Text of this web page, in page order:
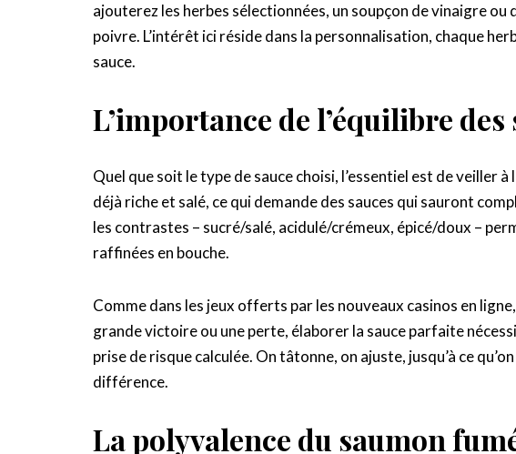
ajouterez les herbes sélectionnées, un soupçon de vinaigre ou
poivre. L’intérêt ici réside dans la personnalisation, chaque
sauce.
L’importance de l’équilibre des
Quel que soit le type de sauce choisi, l’essentiel est de veiller
déjà riche et salé, ce qui demande des sauces qui sauront
les contrastes – sucré/salé, acidulé/crémeux, épicé/doux –
raffinées en bouche.
Comme dans les jeux offerts par les nouveaux casinos en
grande victoire ou une perte, élaborer la sauce parfaite
prise de risque calculée. On tâtonne, on ajuste, jusqu’à ce
différence.
La polyvalence du saumon